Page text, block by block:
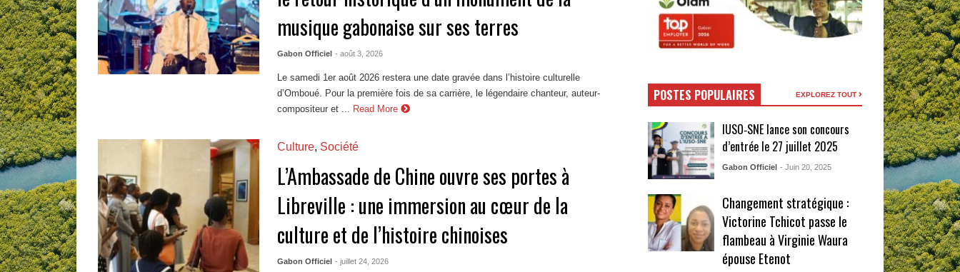
musique gabonaise sur ses terres
Gabon Officiel - août 3, 2026
Le samedi 1er août 2026 restera une date gravée dans l’histoire culturelle
d’Omboué. Pour la première fois de sa carrière, le légendaire chanteur, auteur-
compositeur et ...
Read More
Culture, Société
L’Ambassade de Chine ouvre ses portes à
Libreville : une immersion au cœur de la
culture et de l’histoire chinoises
Gabon Officiel - juillet 24, 2026
POSTES POPULAIRES EXPLOREZ TOUT
IUSO‑SNE lance son concours
d’entrée le 27 juillet 2025
Gabon Officiel - Juin 20, 2025
Changement stratégique :
Victorine Tchicot passe le
flambeau à Virginie Waura
épouse Etenot